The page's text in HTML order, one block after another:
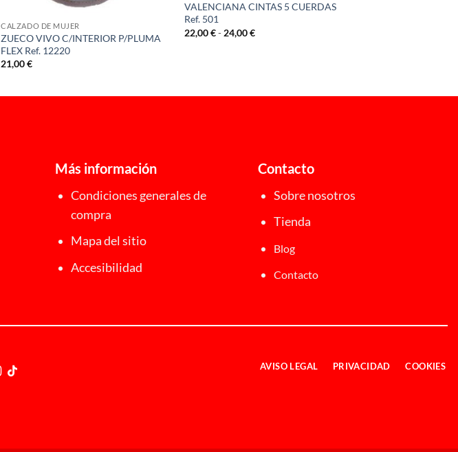
CALZADO DE MUJER
ZUECO VIVO C/INTERIOR P/PLUMA
FLEX Ref. 12220
21,00€
VALENCIANA CINTAS 5 CUERDAS
Ref. 501
22,00€ - 24,00€Rango
Más información
Condiciones generales de
compra
Mapa del sitio
Accesibilidad
Contacto
Sobre nosotros
Tienda
Blog
Contacto
AVISO LEGAL PRIVACIDAD COOKIES